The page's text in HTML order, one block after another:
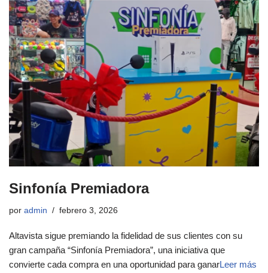
Sinfonía Premiadora
por admin febrero 3, 2026
Altavista sigue premiando la fidelidad de sus clientes con su
gran campaña “Sinfonía Premiadora”, una iniciativa que
convierte cada compra en una oportunidad para ganarLeer más